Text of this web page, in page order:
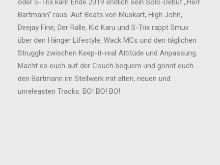
oder S-Trix kam Ende 2019 endlich sein Solo-Debüt „Herr
Bartmann“ raus. Auf Beats von Muskart, High John,
Deejay Fine, Der Ralle, Kid Karu und S-Trix rappt Smuv
über den Hänger Lifestyle, Wack MCs und den täglichen
Struggle zwischen Keep-it-real Attitüde und Anpassung.
Macht es euch auf der Couch bequem und gönnt euch
den Bartmann im Stellwerk mit alten, neuen und
unreleasten Tracks. BO! BO! BO!